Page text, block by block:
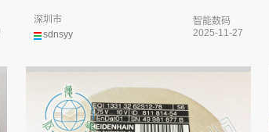
sdnsyy
深圳市
智能数码
2025-11-27